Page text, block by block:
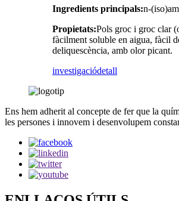
Ingredients principals:n-
Propietats:Pols groc i groc clar
fàcilment soluble en aigua, fàcil
deliquescència, amb olor picant.
investigaciódetall
Ens hem adherit al concepte de fer que la
les persones i innovem i desenvolupem